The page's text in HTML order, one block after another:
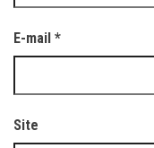
E-mail *
Site